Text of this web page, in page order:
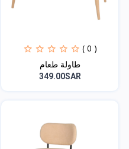
( 0 )
طاولة طعام
349.00SAR